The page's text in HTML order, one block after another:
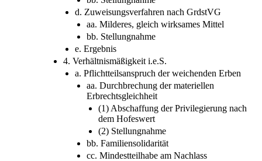
d. Zuweisungsverfahren nach GrdstVG
aa. Milderes, gleich wirksames Mittel
bb. Stellungnahme
e. Ergebnis
4. Verhältnismäßigkeit i.e.S.
a. Pflichtteilsanspruch der weichenden Erben
aa. Durchbrechung der materiellen
Erbrechtsgleichheit
(1) Abschaffung der Privilegierung nach
dem Hofeswert
(2) Stellungnahme
bb. Familiensolidarität
cc. Mindestteilhabe am Nachlass